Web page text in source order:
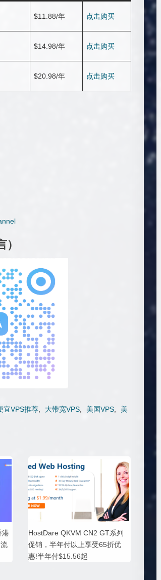
$11.88/年 点击购买
$14.98/年 点击购买
$20.98/年 点击购买
宜VPS推荐 大带宽VPS 美国VPS
美
港
HostDare QKVM CN2 GT系列
促销，半年付以上享受65折优
惠!半年付$15.56起